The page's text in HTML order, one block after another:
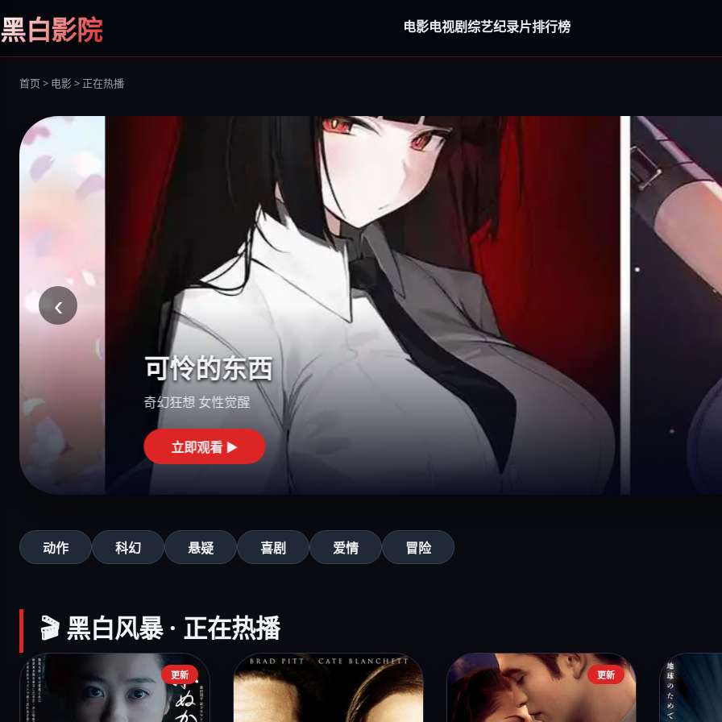
黑白影院 电影电视剧综艺纪录片排行榜
首页 > 电影 > 正在热播
可怜的东西
奇幻狂想 女性觉醒
立即观看 ▶
‹
动作 科幻 悬疑 喜剧 爱情 冒险
🎬 黑白风暴 · 正在热播
更新 更新